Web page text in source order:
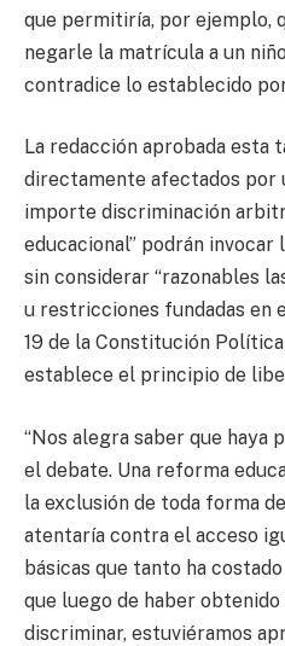
que permitiría, por ejemplo,
negarle la matrícula a un
contradice lo establecido
La redacción aprobada esta
directamente afectados por
importe discriminación
educacional” podrán
sin considerar “razonables
u restricciones fundadas en
19 de la Constitución Política
establece el principio de
“Nos alegra saber que haya
el debate. Una reforma
la exclusión de toda forma
atentaría contra el acceso
básicas que tanto ha
que luego de haber
discriminar, estuviéramos